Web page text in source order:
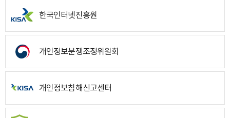
한국인터넷진흥원
개인정보분쟁조정위원회
개인정보침해신고센터